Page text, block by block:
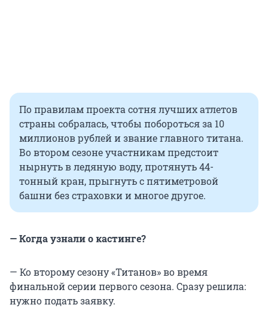
По правилам проекта сотня лучших атлетов
страны собралась, чтобы побороться за 10
миллионов рублей и звание главного титана.
Во втором сезоне участникам предстоит
нырнуть в ледяную воду, протянуть 44-
тонный кран, прыгнуть с пятиметровой
башни без страховки и многое другое.
— Когда узнали о кастинге?
— Ко второму сезону «Титанов» во время
финальной серии первого сезона. Сразу решила:
нужно подать заявку.